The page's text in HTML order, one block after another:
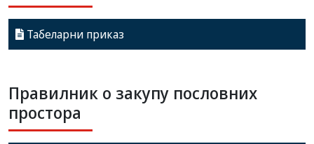
Табеларни приказ
Правилник о закупу пословних
простoра